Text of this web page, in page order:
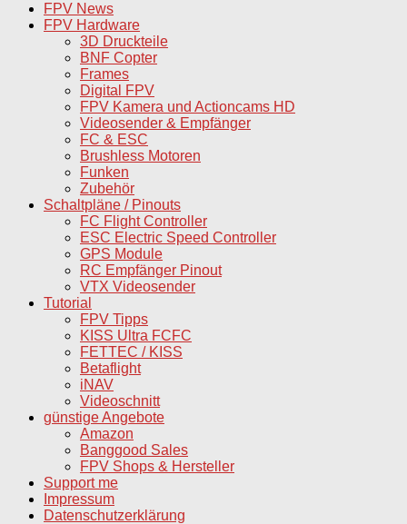
FPV News
FPV Hardware
3D Druckteile
BNF Copter
Frames
Digital FPV
FPV Kamera und Actioncams HD
Videosender & Empfänger
FC & ESC
Brushless Motoren
Funken
Zubehör
Schaltpläne / Pinouts
FC Flight Controller
ESC Electric Speed Controller
GPS Module
RC Empfänger Pinout
VTX Videosender
Tutorial
FPV Tipps
KISS Ultra FCFC
FETTEC / KISS
Betaflight
iNAV
Videoschnitt
günstige Angebote
Amazon
Banggood Sales
FPV Shops & Hersteller
Support me
Impressum
Datenschutzerklärung